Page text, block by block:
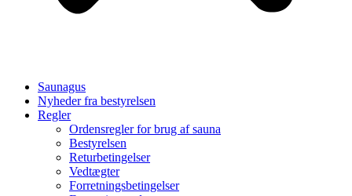
Saunagus
Nyheder fra bestyrelsen
Regler
Ordensregler for brug af sauna
Bestyrelsen
Returbetingelser
Vedtægter
Forretningsbetingelser